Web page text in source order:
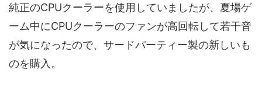
純正のCPUクーラーを使用していましたが、夏場ゲ
ーム中にCPUクーラーのファンが高回転して若干音
が気になったので、サードパーティー製の新しいも
のを購入。